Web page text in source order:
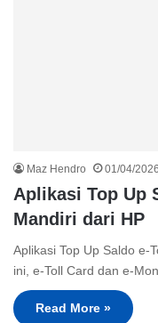
Maz Hendro 01/04/2026
Aplikasi Top Up
Mandiri dari HP
Aplikasi Top Up Saldo e-
ini, e-Toll Card dan e-
Read More »